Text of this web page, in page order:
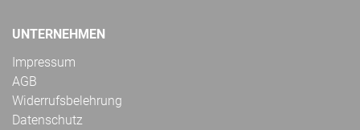
UNTERNEHMEN
Impressum
AGB
Widerrufsbelehrung
Datenschutz